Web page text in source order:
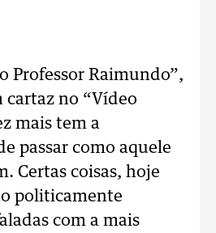
Professor Raimundo”,
no “Vídeo
mais tem a
passar como aquele
Certas coisas, hoje
politicamente
com a mais